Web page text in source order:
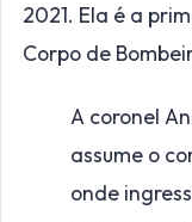
2021. Ela é a
Corpo de
A coronel
assume o
onde